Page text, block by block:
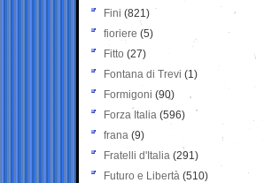
Fini (821)
fioriere (5)
Fitto (27)
Fontana di Trevi (1)
Formigoni (90)
Forza Italia (596)
frana (9)
Fratelli d'Italia (291)
Futuro e Libertà (510)